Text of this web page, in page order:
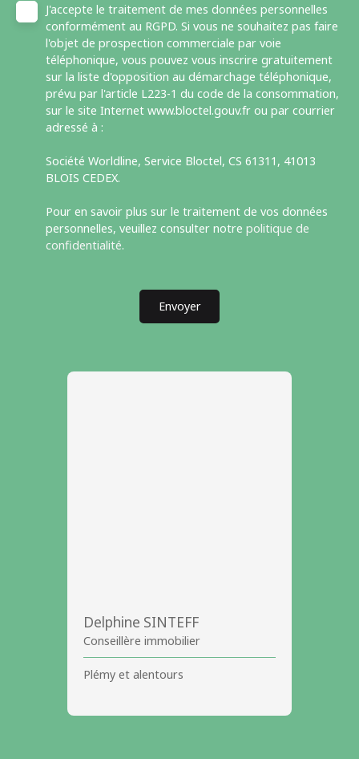
J'accepte le traitement de mes données personnelles
conformément au RGPD. Si vous ne souhaitez pas faire
l'objet de prospection commerciale par voie
téléphonique, vous pouvez vous inscrire gratuitement
sur la liste d'opposition au démarchage téléphonique,
prévu par l'article L223-1 du code de la consommation,
sur le site Internet www.bloctel.gouv.fr ou par courrier
adressé à :
Société Worldline, Service Bloctel, CS 61311, 41013
BLOIS CEDEX.
Pour en savoir plus sur le traitement de vos données
personnelles, veuillez consulter notre politique de
confidentialité.
Envoyer
Delphine SINTEFF
Conseillère immobilier
Plémy et alentours